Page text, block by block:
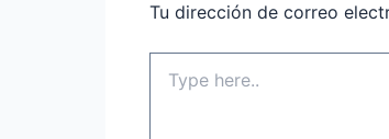
Tu dirección de correo
here..